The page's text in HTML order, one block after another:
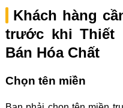
Khách hàng
trước khi Thiết
Bán Hóa Chất
Chọn tên miền